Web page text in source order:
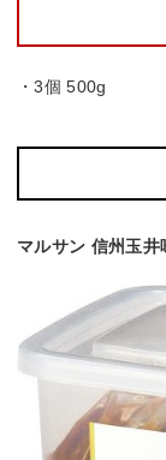
・3個 500g
マルサン 信州玉